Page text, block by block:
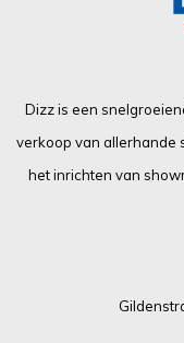
Dizz is een
verkoop van allerhande
het inrichten van